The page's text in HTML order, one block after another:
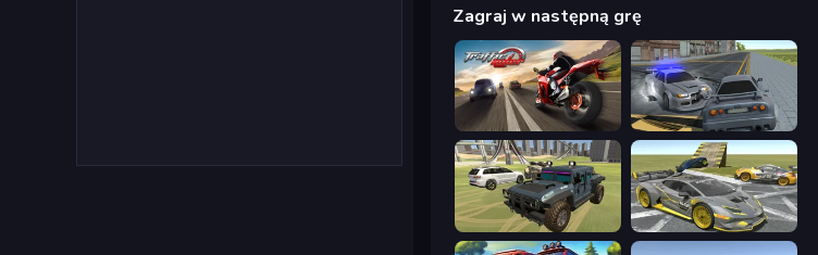
Zagraj w następną grę
Traffic Rider RCC City Racing
4x4 Offroader Wrong Way